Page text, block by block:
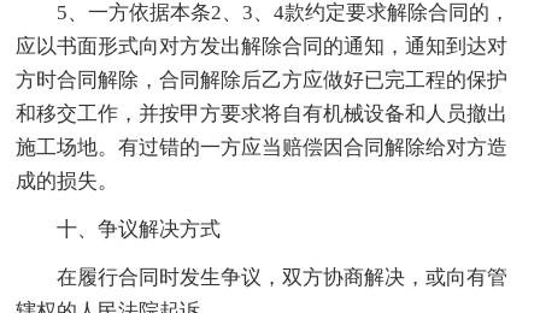
5、一方依据本条2、3、4款约定要求解除合同的，
应以书面形式向对方发出解除合同的通知，通知到达对
方时合同解除，合同解除后乙方应做好已完工程的保护
和移交工作，并按甲方要求将自有机械设备和人员撤出
施工场地。有过错的一方应当赔偿因合同解除给对方造
成的损失。
十、争议解决方式
在履行合同时发生争议，双方协商解决，或向有管